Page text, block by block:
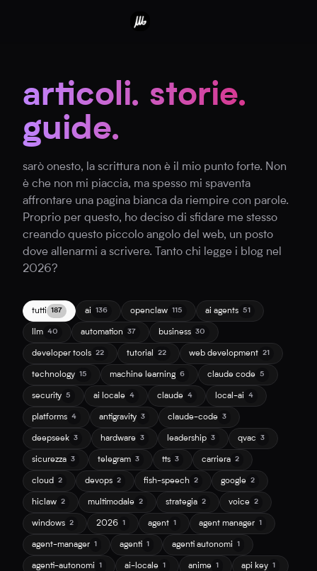
articoli. storie.
guide.
sarò onesto, la scrittura non è il mio punto forte. Non
è che non mi piaccia, ma spesso mi spaventa
affrontare una pagina bianca da riempire con parole.
Proprio per questo, ho deciso di sfidare me stesso
creando questo piccolo angolo del web, un posto
dove allenarmi a scrivere. Tanto chi legge i blog nel
2026?
tutti 187 ai 136 openclaw 115 ai agents 51
llm 40 automation 37 business 30
developer tools 22 tutorial 22 web development 21
technology 15 machine learning 6 claude code 5
security 5 ai locale 4 claude 4 local-ai 4
platforms 4 antigravity 3 claude-code 3
deepseek 3 hardware 3 leadership 3 qvac 3
sicurezza 3 telegram 3 tts 3 carriera 2
cloud 2 devops 2 fish-speech 2 google 2
hiclaw 2 multimodale 2 strategia 2 voice 2
windows 2 2026 1 agent 1 agent manager 1
agent-manager 1 agenti 1 agenti autonomi 1
agenti-autonomi 1 ai-locale 1 anime 1 api key 1